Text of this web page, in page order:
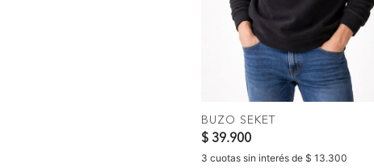
COMPRAR
BUZO SEKET
$ 39.900
3 cuotas sin interés de $ 13.300